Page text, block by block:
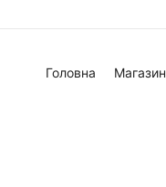
Головна Магазин